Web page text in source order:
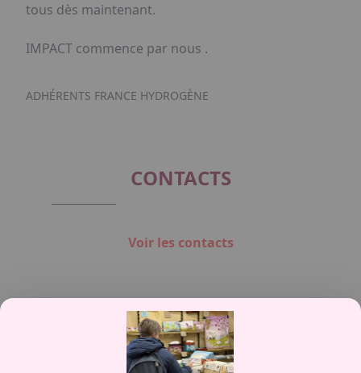
tous dès maintenant.
IMPACT commence par nous .
ADHÉRENTS FRANCE HYDROGÈNE
CONTACTS
Voir les contacts